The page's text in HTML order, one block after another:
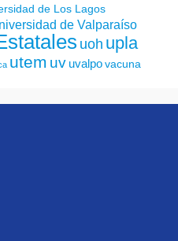
de Los Lagos
de Valparaíso
uoh upla
utem uv uvalpo vacuna